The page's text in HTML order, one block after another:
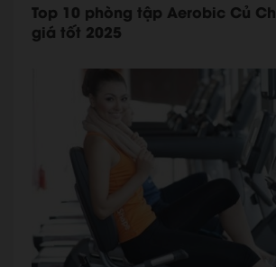
Top 10 phòng tập Aerobic Củ
giá tốt 2025